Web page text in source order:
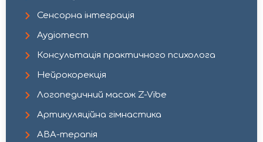
Сенсорна інтеграція
Аудіотест
Консультація практичного психолога​
Нейрокорекція​
Логопедичний масаж Z-Vibe​
Артикуляційна гімнастика
АВА-терапія